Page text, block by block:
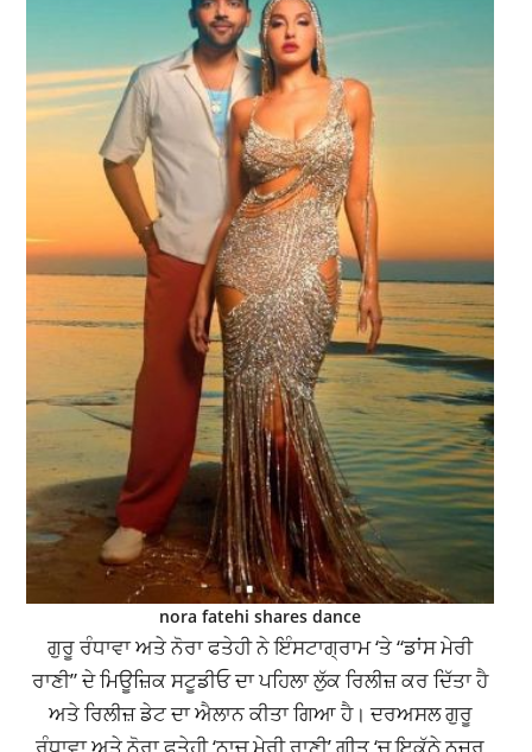
nora fatehi shares dance
ਗੁਰੂ ਰੰਧਾਵਾ ਅਤੇ ਨੋਰਾ ਫਤੇਹੀ ਨੇ ਇੰਸਟਾਗ੍ਰਾਮ ‘ਤੇ “ਡਾਂਸ ਮੇਰੀ
ਰਾਣੀ” ਦੇ ਮਿਊਜ਼ਿਕ ਸਟੂਡੀਓ ਦਾ ਪਹਿਲਾ ਲੁੱਕ ਰਿਲੀਜ਼ ਕਰ ਦਿੱਤਾ ਹੈ
ਅਤੇ ਰਿਲੀਜ਼ ਡੇਟ ਦਾ ਐਲਾਨ ਕੀਤਾ ਗਿਆ ਹੈ। ਦਰਅਸਲ ਗੁਰੂ